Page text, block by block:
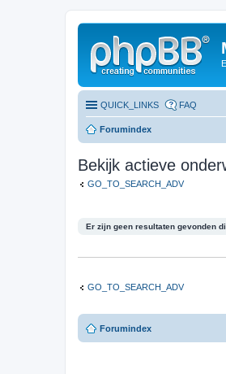
QUICK_LINKS FAQ
Forumindex
Bekijk actieve
GO_TO_SEARCH_ADV
Er zijn geen resultaten gevonden
GO_TO_SEARCH_ADV
Forumindex